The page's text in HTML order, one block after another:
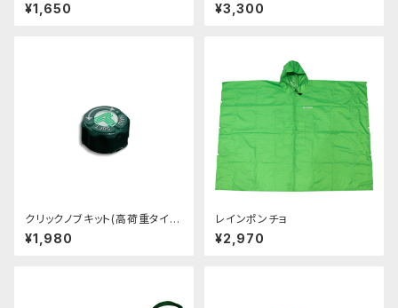
¥1,650 ¥3,300
クリックノブキット(高荷重タイプ
用)
¥1,980
レインポンチョ
¥2,970